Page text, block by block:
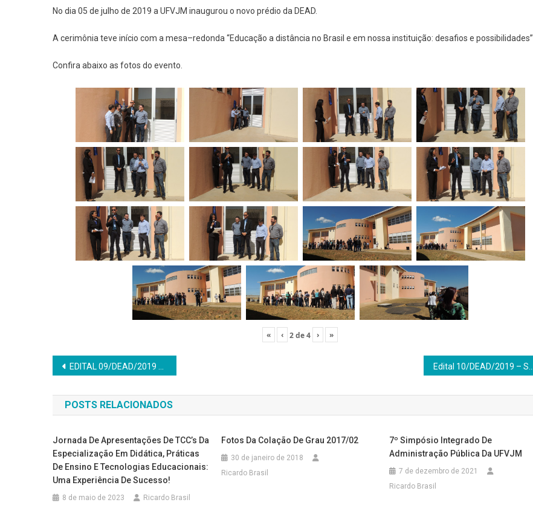
No dia 05 de julho de 2019 a UFVJM inaugurou o novo prédio da DEAD.
A cerimônia teve início com a mesa–redonda “Educação a distância no Brasil e em nossa instituição: desafios e possibilidades”.
Confira abaixo as fotos do evento.
« ‹ 2de4 › »
Navegação
de
Post
EDITAL 09/DEAD/2019 – Processo de seleção de tutores presenciais
POSTS RELACIONADOS
Jornada De Apresentações De TCC’s Da
Especialização Em Didática, Práticas
De Ensino E Tecnologias Educacionais:
Uma Experiência De Sucesso!
8 de maio de 2023 Ricardo Brasil
Fotos Da Colação De Grau 2017/02
30 de janeiro de 2018
Ricardo Brasil
7º Simpósio Integrado De
Administração Pública Da UFVJM
7 de dezembro de 2021
Ricardo Brasil